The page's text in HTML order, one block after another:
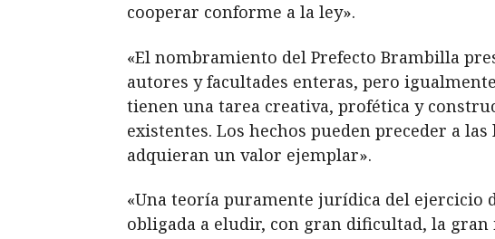
cooperar conforme a la ley».
«El nombramiento del Prefecto Brambilla
autores y facultades enteras, pero
tienen una tarea creativa, profética y
existentes. Los hechos pueden preceder a
adquieran un valor ejemplar».
«Una teoría puramente jurídica del ejercicio
obligada a eludir, con gran dificultad, la gran